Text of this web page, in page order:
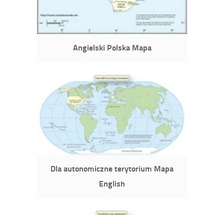
Angielski Polska Mapa
Dla autonomiczne terytorium Mapa
English